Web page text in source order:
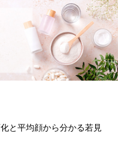
と平均顔から分かる若見